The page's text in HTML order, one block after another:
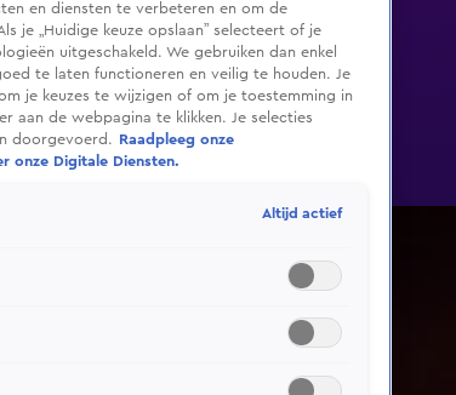
en diensten te verbeteren en om de
je „Huidige keuze opslaan” selecteert of je
uitgeschakeld. We gebruiken dan enkel
te laten functioneren en veilig te houden. Je
je keuzes te wijzigen of om je toestemming in
aan de webpagina te klikken. Je selecties
doorgevoerd.
Raadpleeg onze
onze Digitale Diensten.
Altijd actief